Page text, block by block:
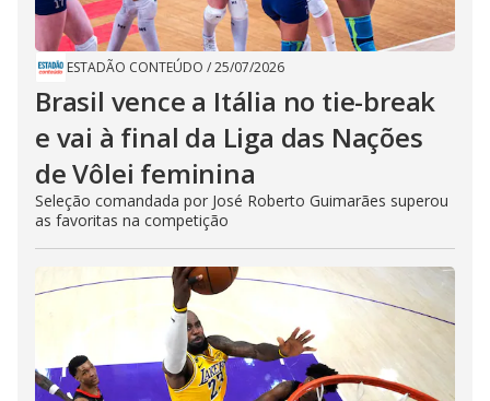
ESTADÃO CONTEÚDO /25/07/2026
Brasil vence a Itália no tie-break
e vai à final da Liga das Nações
de Vôlei feminina
Seleção comandada por José Roberto Guimarães superou
as favoritas na competição